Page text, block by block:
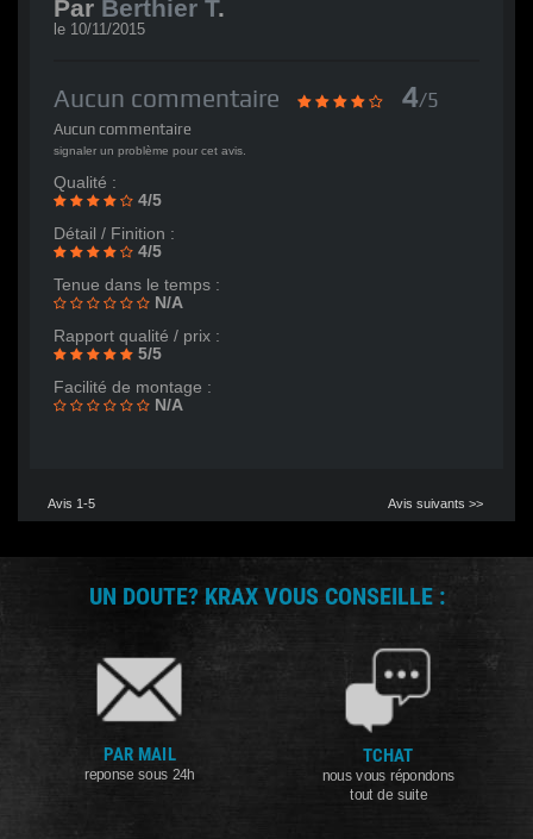
Par Berthier T.
le 10/11/2015
Aucun commentaire 4/5
Aucun commentaire
signaler un problème pour cet avis.
Qualité :
4/5
Détail / Finition :
4/5
Tenue dans le temps :
N/A
Rapport qualité / prix :
5/5
Facilité de montage :
N/A
Avis 1-5 Avis suivants >>
UN DOUTE? KRAX VOUS CONSEILLE :
PAR MAIL
reponse sous 24h
TCHAT
nous vous répondons
tout de suite